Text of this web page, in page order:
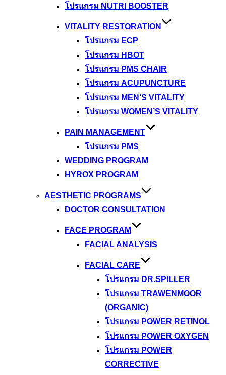
โปรแกรม NUTRI BOOSTER
VITALITY RESTORATION
โปรแกรม ECP
โปรแกรม HBOT
โปรแกรม PMS CHAIR
โปรแกรม ACUPUNCTURE
โปรแกรม MEN’S VITALITY
โปรแกรม WOMEN’S VITALITY
PAIN MANAGEMENT
โปรแกรม PMS
WEDDING PROGRAM
HYROX PROGRAM
AESTHETIC PROGRAMS
DOCTOR CONSULTATION
FACE PROGRAM
FACIAL ANALYSIS
FACIAL CARE
โปรแกรม DR.SPILLER
โปรแกรม TRAWENMOOR
(ORGANIC)
โปรแกรม POWER RETINOL
โปรแกรม POWER OXYGEN
โปรแกรม POWER
CORRECTIVE